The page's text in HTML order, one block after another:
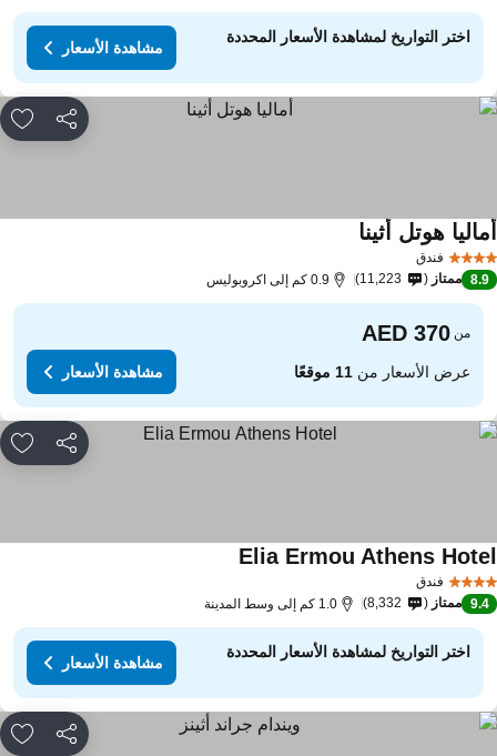
اختر التواريخ لمشاهدة الأسعار المحددة
مشاهدة الأسعار
مشاركة
فندق
هوتل أثينامشاهدة الأسعار
8.9 ممتاز 11,223 0.9 كم إلى اكروبوليس
من
عرض الأسعار من11 موقعًا مشاهدة الأسعار
مشاركة
فندق
Elia Ermou Athensمشاهدة الأسعار
9.4 ممتاز 8,332 1.0 كم إلى وسط المدينة
اختر التواريخ لمشاهدة الأسعار المحددة
مشاهدة الأسعار
مشاركة